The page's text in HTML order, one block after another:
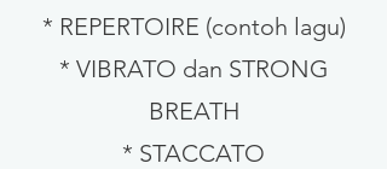
* REPERTOIRE (contoh lagu)
* VIBRATO dan STRONG
BREATH
* STACCATO